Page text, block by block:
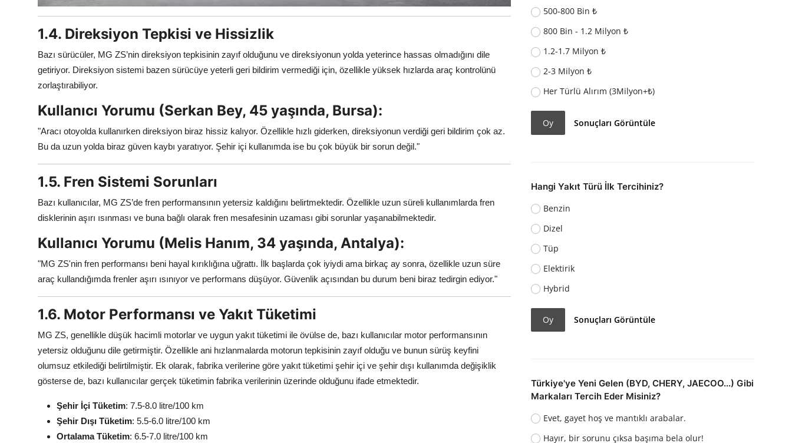
1.4. Direksiyon Tepkisi ve Hissizlik
Bazı sürücüler, MG ZS’nin direksiyon tepkisinin zayıf olduğunu ve direksiyonun yolda yeterince hassas olmadığını dile
getiriyor. Direksiyon sistemi bazen sürücüye yeterli geri bildirim vermediği için, özellikle yüksek hızlarda araç kontrolünü
zorlaştırabiliyor.
Kullanıcı Yorumu (Serkan Bey, 45 yaşında, Bursa):
"Aracı otoyolda kullanırken direksiyon biraz hissiz kalıyor. Özellikle hızlı giderken, direksiyonun verdiği geri bildirim çok az.
Bu da uzun yolda biraz güven kaybı yaratıyor. Şehir içi kullanımda ise bu çok büyük bir sorun değil."
1.5. Fren Sistemi Sorunları
Bazı kullanıcılar, MG ZS’de fren performansının yetersiz kaldığını belirtmektedir. Özellikle uzun süreli kullanımlarda fren
disklerinin aşırı ısınması ve buna bağlı olarak fren mesafesinin uzaması gibi sorunlar yaşanabilmektedir.
Kullanıcı Yorumu (Melis Hanım, 34 yaşında, Antalya):
"MG ZS'nin fren performansı beni hayal kırıklığına uğrattı. İlk başlarda çok iyiydi ama birkaç ay sonra, özellikle uzun süre
araç kullandığımda frenler aşırı ısınıyor ve performans düşüyor. Güvenlik açısından bu durum beni biraz tedirgin ediyor."
1.6. Motor Performansı ve Yakıt Tüketimi
MG ZS, genellikle düşük hacimli motorlar ve uygun yakıt tüketimi ile övülse de, bazı kullanıcılar motor performansının
yetersiz olduğunu dile getirmiştir. Özellikle ani hızlanmalarda motorun tepkisinin zayıf olduğu ve bunun sürüş keyfini
olumsuz etkilediği belirtilmiştir. Ek olarak, fabrika verilerine göre yakıt tüketimi şehir içi ve şehir dışı kullanımda değişiklik
gösterse de, bazı kullanıcılar gerçek tüketimin fabrika verilerinin üzerinde olduğunu ifade etmektedir.
Şehir İçi Tüketim: 7.5-8.0 litre/100 km
Şehir Dışı Tüketim: 5.5-6.0 litre/100 km
Ortalama Tüketim: 6.5-7.0 litre/100 km
500-800 Bin ₺
800 Bin - 1.2 Milyon ₺
1.2-1.7 Milyon ₺
2-3 Milyon ₺
Her Türlü Alırım (3Milyon+₺)
Oy Sonuçları Görüntüle
Hangi Yakıt Türü İlk Tercihiniz?
Benzin
Dizel
Tüp
Elektirik
Hybrid
Oy Sonuçları Görüntüle
Türkiye'ye Yeni Gelen (BYD, CHERY, JAECOO...) Gibi
Markaları Tercih Eder Misiniz?
Evet, gayet hoş ve mantıklı arabalar.
Hayır, bir sorunu çıksa başıma bela olur!